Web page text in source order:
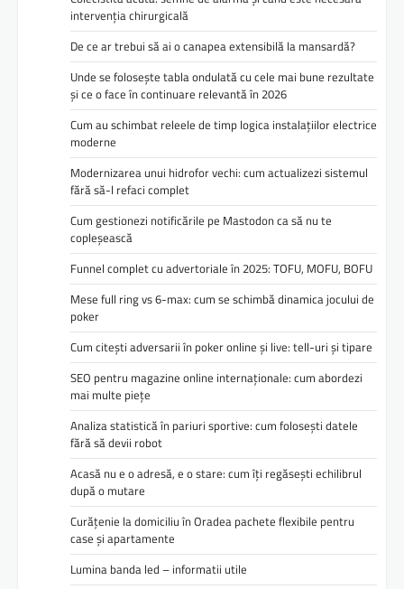
intervenția chirurgicală
De ce ar trebui să ai o canapea extensibilă la mansardă?
Unde se folosește tabla ondulată cu cele mai bune rezultate
și ce o face în continuare relevantă în 2026
Cum au schimbat releele de timp logica instalațiilor electrice
moderne
Modernizarea unui hidrofor vechi: cum actualizezi sistemul
fără să-l refaci complet
Cum gestionezi notificările pe Mastodon ca să nu te
copleșească
Funnel complet cu advertoriale în 2025: TOFU, MOFU, BOFU
Mese full ring vs 6-max: cum se schimbă dinamica jocului de
poker
Cum citești adversarii în poker online și live: tell-uri și tipare
SEO pentru magazine online internaționale: cum abordezi
mai multe piețe
Analiza statistică în pariuri sportive: cum folosești datele
fără să devii robot
Acasă nu e o adresă, e o stare: cum îți regăsești echilibrul
după o mutare
Curățenie la domiciliu în Oradea pachete flexibile pentru
case și apartamente
Lumina banda led – informatii utile